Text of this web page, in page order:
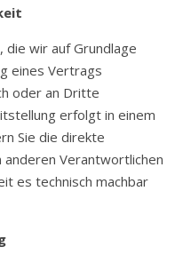
die wir auf Grundlage
eines Vertrags
oder an Dritte
erfolgt in einem
Sie die direkte
Verantwortlichen
es technisch machbar